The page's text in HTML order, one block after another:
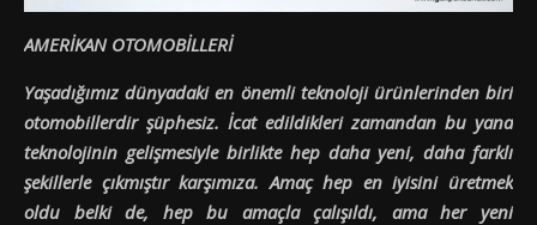
AMERİKAN OTOMOBİLLERİ
Yaşadığımız dünyadaki en önemli teknoloji ürünlerinden biri
otomobillerdir şüphesiz. İcat edildikleri zamandan bu yana
teknolojinin gelişmesiyle birlikte hep daha yeni, daha farklı
şekillerle çıkmıştır karşımıza. Amaç hep en iyisini üretmek
oldu belki de, hep bu amaçla çalışıldı, ama her yeni